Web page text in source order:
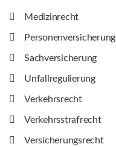
Medizinrecht
Personenversicherung
Sachversicherung
Unfallregulierung
Verkehrsrecht
Verkehrsstrafrecht
Versicherungsrecht